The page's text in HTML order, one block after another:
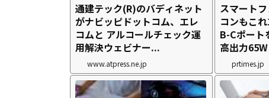
通建テック(R)のバディネット
がナビッピドットコム、エレ
コムと アルコールチェック運
用解決ウェビナー...
www.atpress.ne.jp
スマート
コンもこ
B-Cポート
高出力
prtimes.jp